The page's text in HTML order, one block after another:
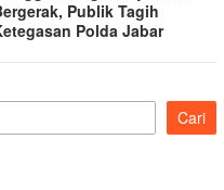
Publik Tagih
Polda Jabar
Cari